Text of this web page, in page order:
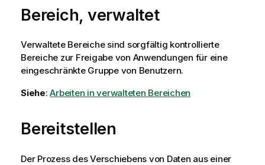
Bereich, verwaltet
Verwaltete Bereiche sind sorgfältig kontrollierte
Bereiche zur Freigabe von Anwendungen für eine
eingeschränkte Gruppe von Benutzern.
Siehe:Arbeiten in verwalteten Bereichen
Bereitstellen
Der Prozess des Verschiebens von Daten aus einer